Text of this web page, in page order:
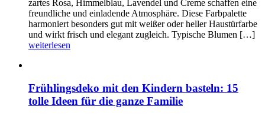
zartes Rosa, Himmelblau, Lavendel und Creme schaffen eine
freundliche und einladende Atmosphäre. Diese Farbpalette
harmoniert besonders gut mit weißer oder heller Haustürfarbe
und wirkt frisch und elegant zugleich. Typische Blumen […]
weiterlesen
Frühlingsdeko mit den Kindern basteln: 15
tolle Ideen für die ganze Familie